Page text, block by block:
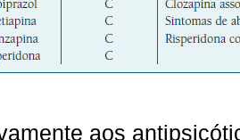
aos